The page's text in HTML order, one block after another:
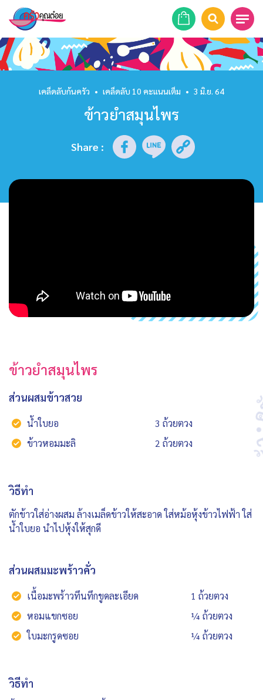
หน้าแรก
สูตรอาหาร
รายการย้อนหลัง
เคล็ดลับก้นครัว • เคล็ดลับ 10 คะแนนเต็ม • 3 มิ.ย. 64
ข้าวยำสมุนไพร
Share :
ข้าวยำสมุนไพร
ส่วนผสมข้าวสวย
น้ำใบยอ
3 ถ้วยตวง
ข้าวหอมมะลิ
2 ถ้วยตวง
วิธีทำ
ตักข้าวใส่อ่างผสม ล้างเมล็ดข้าวให้สะอาด ใส่หม้อหุ้งข้าวไฟฟ้า ใส่
น้ำใบยอ นำไปหุ้งให้สุกดี
ส่วนผสมมะพร้าวคั่ว
เนื้อมะพร้าวทึนทึกขูดละเอียด
1 ถ้วยตวง
หอมแขกซอย
¼ ถ้วยตวง
ใบมะกรูดซอย
¼ ถ้วยตวง
วิธีทำ